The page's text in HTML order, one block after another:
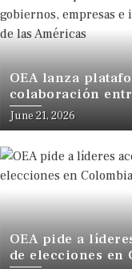
OEA lanza
colaboración
empresas e
de las Américas
June 21, 2026
OEA pide a
de elecciones en